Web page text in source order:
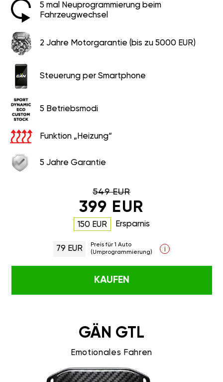
5 mal Neuprogrammierung beim
Fahrzeugwechsel
2 Jahre Motorgarantie (bis zu 5000 EUR)
Steuerung per Smartphone
5 Betriebsmodi
Funktion „Heizung“
5 Jahre Garantie
549 EUR
399 EUR
150 EUR Ersparnis
79 EUR
Preis für 1 Auto
(Umprogrammierung)
i
KAUFEN
GÄN GTL
Emotionales Fahren